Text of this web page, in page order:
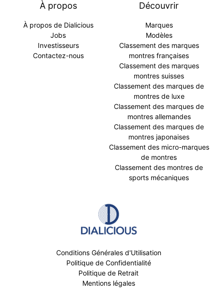
À propos
À propos de Dialicious
Jobs
Investisseurs
Contactez-nous
Découvrir
Marques
Modèles
Classement des marques
montres françaises
Classement des marques
montres suisses
Classement des marques de
montres de luxe
Classement des marques de
montres allemandes
Classement des marques de
montres japonaises
Classement des micro-marques
de montres
Classement des montres de
sports mécaniques
Conditions Générales d'Utilisation
Politique de Confidentialité
Politique de Retrait
Mentions légales